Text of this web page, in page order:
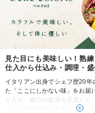
見た目にも美味しい！熟
仕入から仕込み・調理・
イタリアン出身でシェフ歴20
た「ここにしかない味」をお届
り入れ、腸活や健康を意識した
らではのお弁当を是非ご賞味く